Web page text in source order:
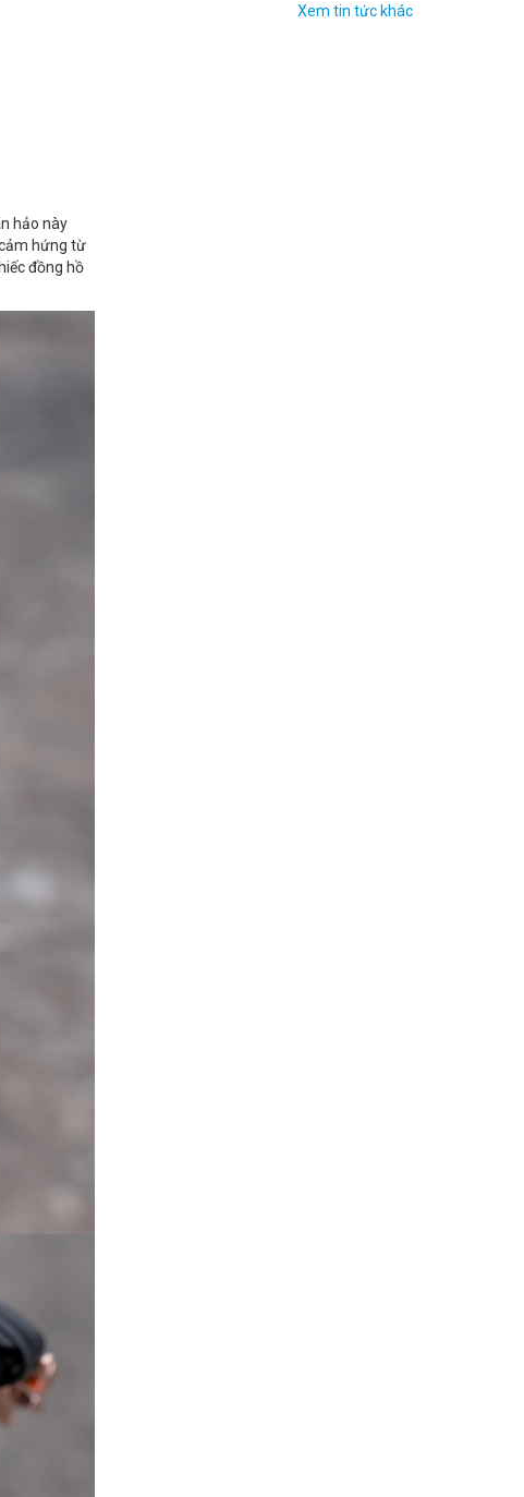
hảo này
hứng từ
đồng hồ
Xem tin tức khác